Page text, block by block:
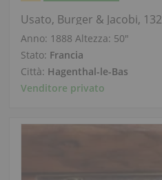
Usato, Burger & Jacobi, 132
Anno: 1888 Altezza: 50″
Stato: Francia
Città: Hagenthal-le-Bas
Venditore privato